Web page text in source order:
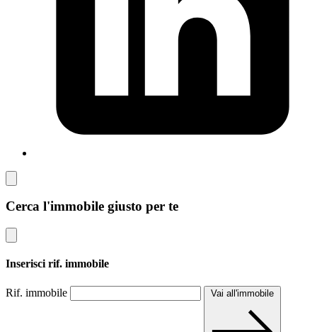
Cerca l'immobile giusto per te
Inserisci rif. immobile
Rif. immobile Vai all'immobile